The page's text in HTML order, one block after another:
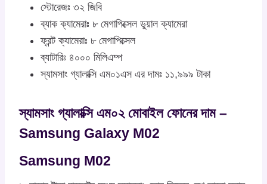
স্টোরেজঃ ৩২ জিবি
ব্যাক ক্যামেরাঃ ৮ মেগাপিক্সেল ডুয়াল ক্যামেরা
ফ্রন্ট ক্যামেরাঃ ৮ মেগাপিক্সেল
ব্যাটারিঃ ৪০০০ মিলিএম্প
স্যামসাং গ্যালাক্সি এম০১এস এর দামঃ ১১,৯৯৯ টাকা
স্যামসাং গ্যালাক্সি এম০২ মোবাইল ফোনের দাম –
Samsung Galaxy M02
Samsung M02